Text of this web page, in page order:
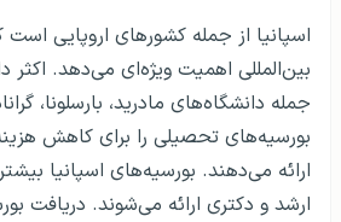
اسپانیا از جمله کشورهای اروپایی
بین‌المللی اهمیت ویژه‌ای می‌دهد. اکثر
جمله دانشگاه‌های مادرید، بارسلونا،
بورسیه‌های تحصیلی را برای کاهش
ارائه می‌دهند. بورسیه‌های اسپانیا
ارشد و دکتری ارائه می‌شوند. دریافت